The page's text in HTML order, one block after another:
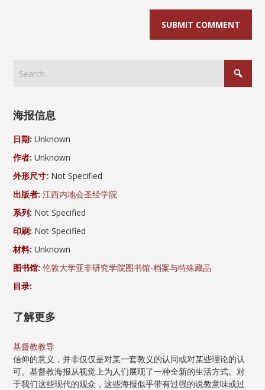
海报信息
日期: Unknown
作者: Unknown
外形尺寸: Not Specified
出版者: 江西内地会圣经学院
系列: Not Specified
印刷: Not Specified
材料: Unknown
图书馆: 伦敦大学亚非研究学院图书馆-档案与特殊藏品
目录:
了解更多
基督教教导
信仰的意义，并非仅仅是对某一套教义的认同或对某些理论的认
可。基督教海报从视觉上为人们展现了一种全新的生活方式。对
于我们这些现代的观众，这些海报似乎带有过强的说教意味或过